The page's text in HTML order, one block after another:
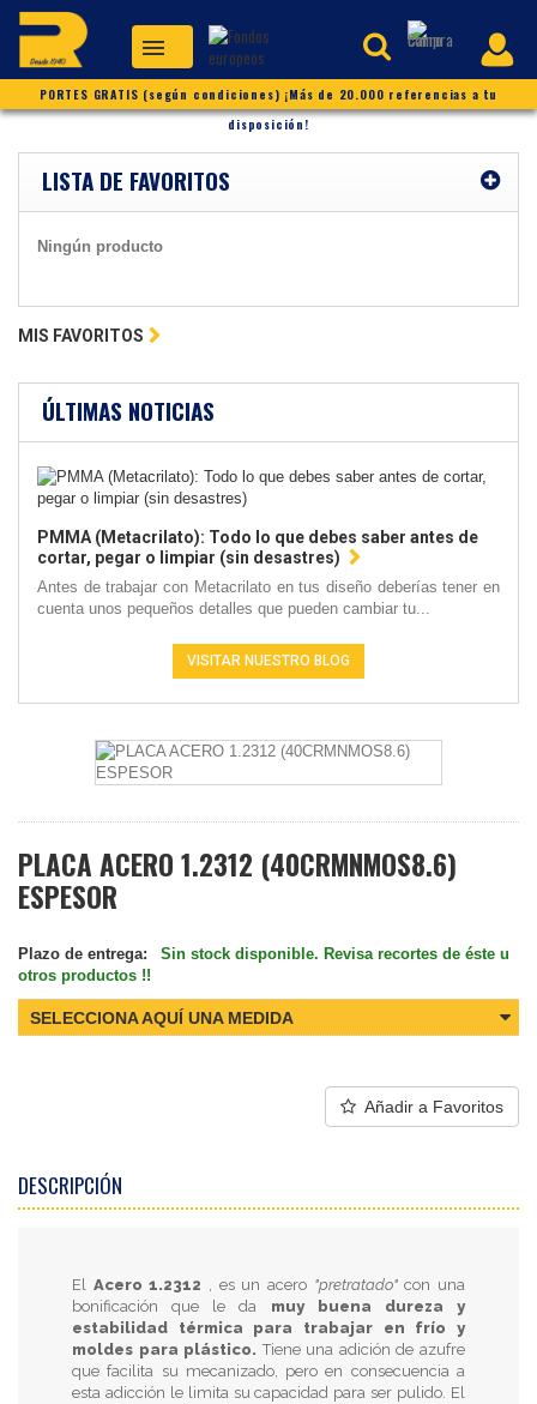
PORTES GRATIS (según condiciones) ¡Más de 20.000 referencias a tu
disposición!
LISTA DE FAVORITOS
Ningún producto
MIS FAVORITOS
ÚLTIMAS NOTICIAS
PMMA (Metacrilato): Todo lo que debes saber antes de
cortar, pegar o limpiar (sin desastres)
Antes de trabajar con Metacrilato en tus diseño deberías tener en
cuenta unos pequeños detalles que pueden cambiar tu...
VISITAR NUESTRO BLOG
PLACA ACERO 1.2312 (40CRMNMOS8.6)
ESPESOR
Plazo de entrega:
Sin stock disponible. Revisa recortes de éste u
otros productos !!
SELECCIONA AQUÍ UNA MEDIDA
Añadir a Favoritos
DESCRIPCIÓN
El Acero 1.2312 , es un acero "pretratado"con una
bonificación que le da muy buena dureza y
estabilidad térmica para trabajar en frío y
moldes para plástico.Tiene una adición de azufre
que facilita su mecanizado, pero en consecuencia a
esta adicción le limita su capacidad para ser pulido. El